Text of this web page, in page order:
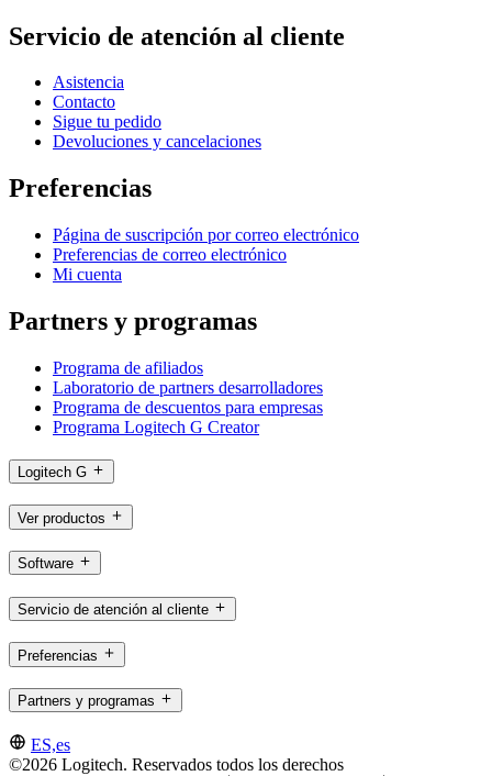
Servicio de atención al cliente
Asistencia
Contacto
Sigue tu pedido
Devoluciones y cancelaciones
Preferencias
Página de suscripción por correo electrónico
Preferencias de correo electrónico
Mi cuenta
Partners y programas
Programa de afiliados
Laboratorio de partners desarrolladores
Programa de descuentos para empresas
Programa Logitech G Creator
Logitech G
Ver productos
Software
Servicio de atención al cliente
Preferencias
Partners y programas
ES,es
©2026 Logitech. Reservados todos los derechos